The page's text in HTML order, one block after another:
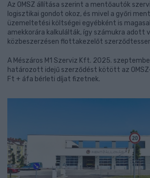
Az OMSZ állítása szerint a mentőautók
logisztikai gondot okoz, és mivel a győri
üzemeltetési költségei egyébként is
amekkorára kalkulálták, így számukra adott
közbeszerzésen flottakezelőt
A Mészáros M1 Szerviz Kft. 2025.
határozott idejű szerződést kötött az
Ft + áfa bérleti díjat fizetnek.